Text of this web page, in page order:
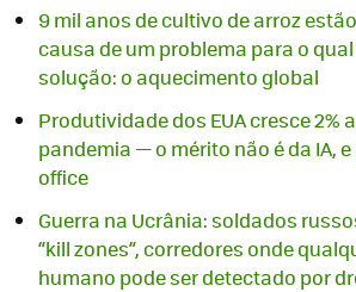
9 mil anos de cultivo de arroz
causa de um problema para o
solução: o aquecimento global
Produtividade dos EUA cresce 2%
pandemia — o mérito não é da IA,
office
Guerra na Ucrânia: soldados
“kill zones”, corredores onde
humano pode ser detectado por